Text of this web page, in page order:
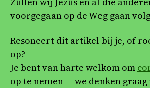
voorgegaan op de Weg gaan
Resoneert dit artikel bij je, of
op?
Je bent van harte welkom om
op te nemen — we denken graag